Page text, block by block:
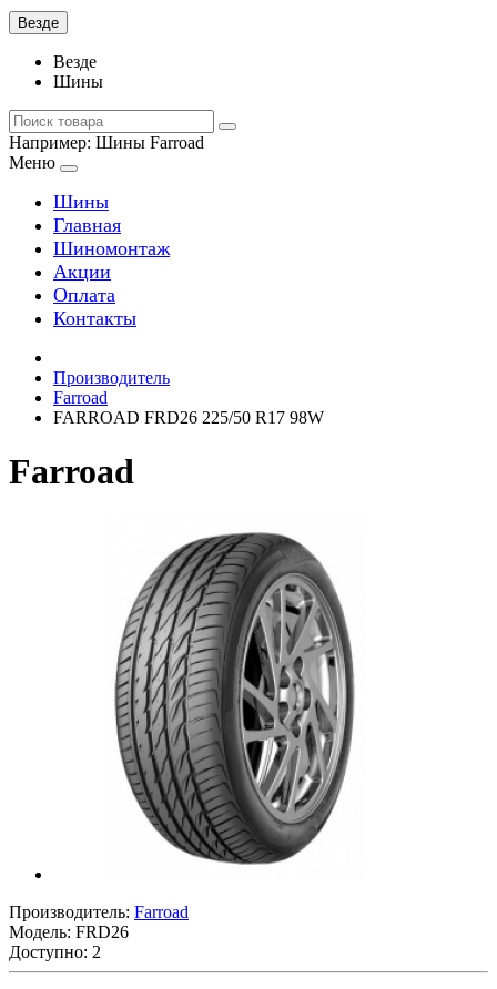
Везде
Везде
Шины
Например: Шины Farroad
Меню
Шины
Главная
Шиномонтаж
Акции
Оплата
Контакты
Производитель
Farroad
FARROAD FRD26 225/50 R17 98W
Farroad
Производитель: Farroad
Модель: FRD26
Доступно: 2